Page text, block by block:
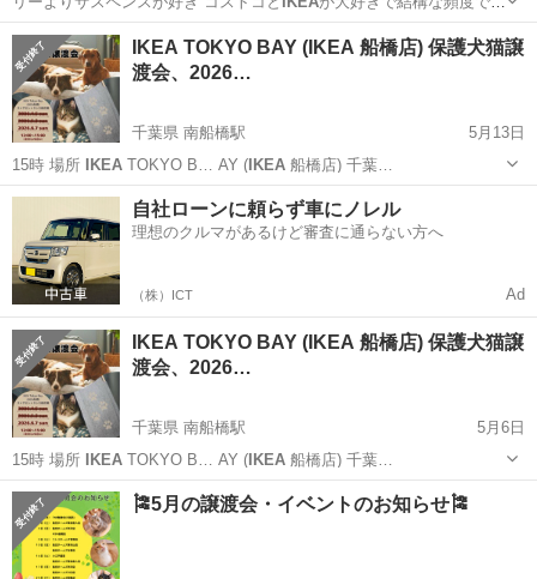
ってます 編…
山梨 笛吹市 ママ
IKEA TOKYO BAY (IKEA 船橋店) 保護犬猫譲
渡会、2026…
千葉県 南船橋駅
5月13日
15時 場所
IKEATOKYO B… AY (IKEA船橋店) 千葉…
千葉 船橋市 南船橋駅 その他 IKEA
自社ローンに頼らず車にノレル
理想のクルマがあるけど審査に通らない方へ
（株）ICT Ad
IKEA TOKYO BAY (IKEA 船橋店) 保護犬猫譲
渡会、2026…
千葉県 南船橋駅
5月6日
15時 場所
IKEATOKYO B… AY (IKEA船橋店) 千葉…
千葉 船橋市 南船橋駅 その他 IKEA
🎏5月の譲渡会・イベントのお知らせ🎏